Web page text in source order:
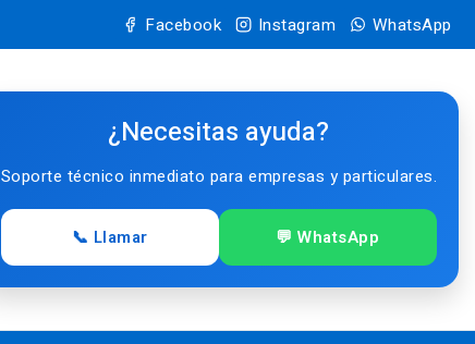
Facebook Instagram WhatsApp
¿Necesitas ayuda?
Soporte técnico inmediato para empresas y particulares.
📞 Llamar 💬 WhatsApp